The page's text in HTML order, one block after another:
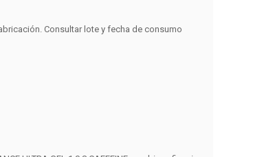
. Consultar lote y fecha de consumo